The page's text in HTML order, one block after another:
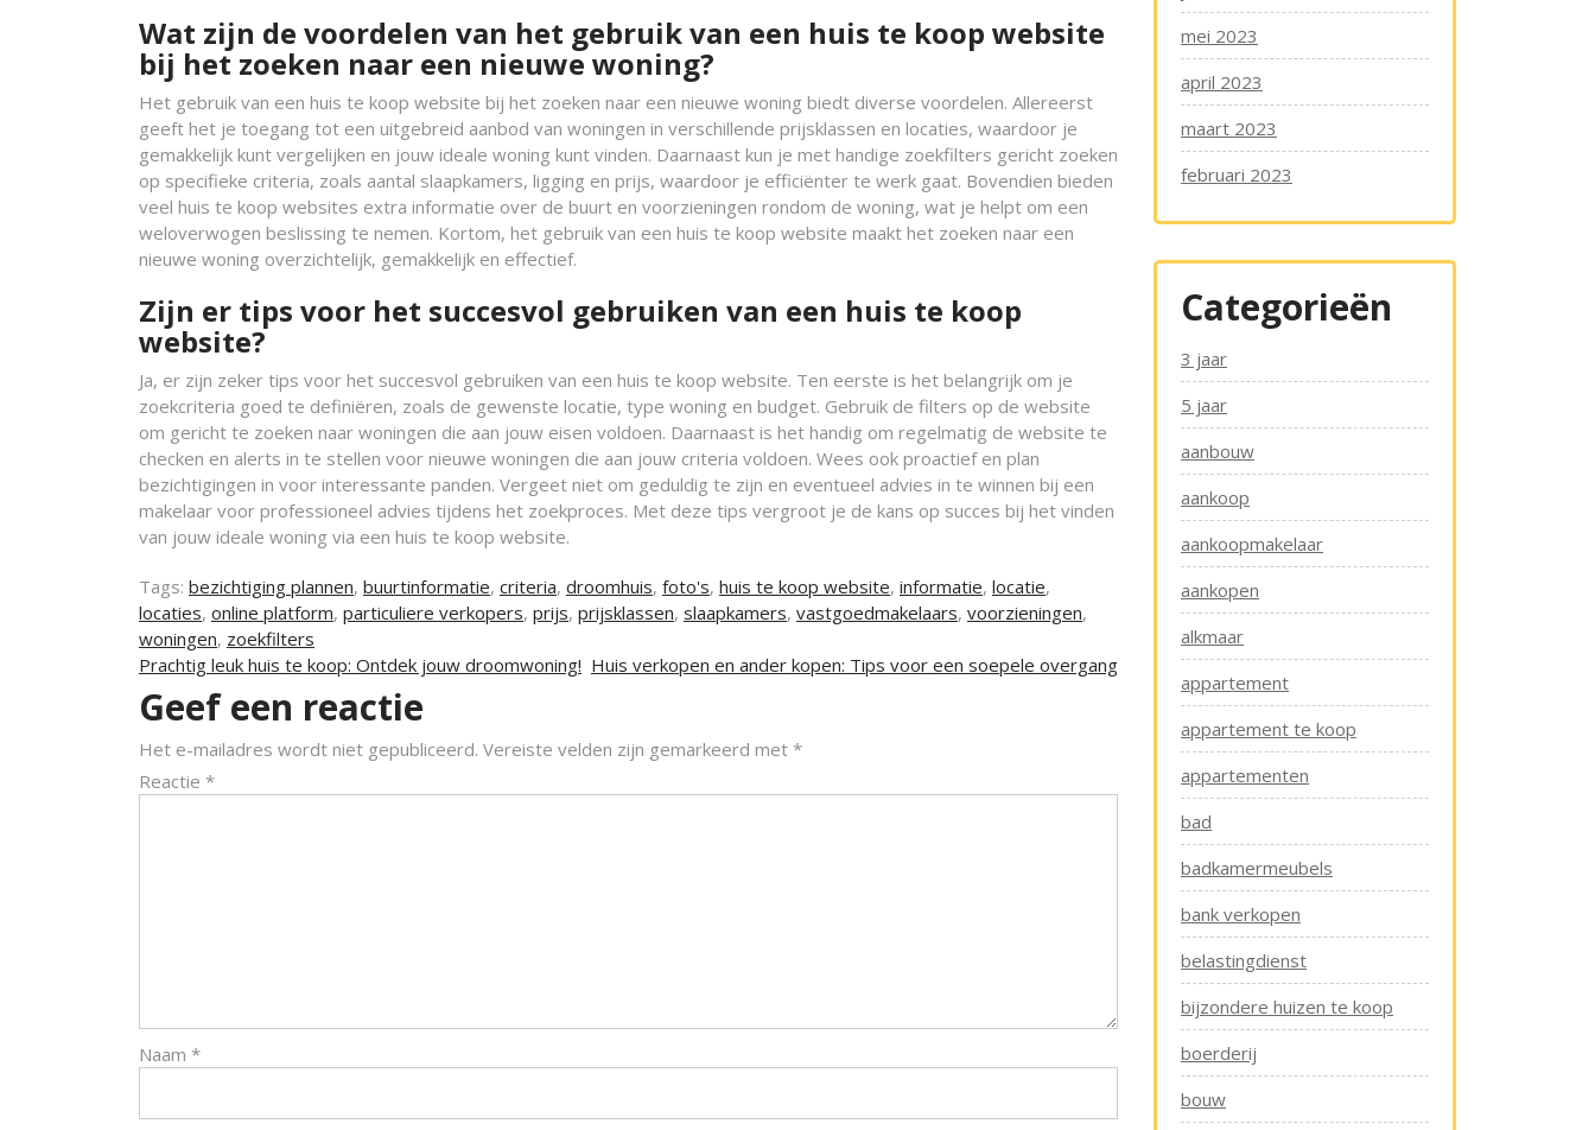
Wat zijn de voordelen van het gebruik van een huis te koop website
bij het zoeken naar een nieuwe woning?
Het gebruik van een huis te koop website bij het zoeken naar een nieuwe woning biedt diverse voordelen. Allereerst
geeft het je toegang tot een uitgebreid aanbod van woningen in verschillende prijsklassen en locaties, waardoor je
gemakkelijk kunt vergelijken en jouw ideale woning kunt vinden. Daarnaast kun je met handige zoekfilters gericht zoeken
op specifieke criteria, zoals aantal slaapkamers, ligging en prijs, waardoor je efficiënter te werk gaat. Bovendien bieden
veel huis te koop websites extra informatie over de buurt en voorzieningen rondom de woning, wat je helpt om een
weloverwogen beslissing te nemen. Kortom, het gebruik van een huis te koop website maakt het zoeken naar een
nieuwe woning overzichtelijk, gemakkelijk en effectief.
Zijn er tips voor het succesvol gebruiken van een huis te koop
website?
Ja, er zijn zeker tips voor het succesvol gebruiken van een huis te koop website. Ten eerste is het belangrijk om je
zoekcriteria goed te definiëren, zoals de gewenste locatie, type woning en budget. Gebruik de filters op de website
om gericht te zoeken naar woningen die aan jouw eisen voldoen. Daarnaast is het handig om regelmatig de website te
checken en alerts in te stellen voor nieuwe woningen die aan jouw criteria voldoen. Wees ook proactief en plan
bezichtigingen in voor interessante panden. Vergeet niet om geduldig te zijn en eventueel advies in te winnen bij een
makelaar voor professioneel advies tijdens het zoekproces. Met deze tips vergroot je de kans op succes bij het vinden
van jouw ideale woning via een huis te koop website.
Tags: bezichtiging plannen, buurtinformatie, criteria, droomhuis, foto's, huis te koop website, informatie, locatie,
locaties, online platform, particuliere verkopers, prijs, prijsklassen, slaapkamers, vastgoedmakelaars, voorzieningen,
woningen, zoekfilters
Berichtnavigatie
Prachtig leuk huis te koop: Ontdek jouw droomwoning! Huis verkopen en ander kopen: Tips voor een soepele overgang
Geef een reactie
Het e-mailadres wordt niet gepubliceerd. Vereiste velden zijn gemarkeerd met *
Reactie *
Naam *
mei 2023
april 2023
maart 2023
februari 2023
Categorieën
3 jaar
5 jaar
aanbouw
aankoop
aankoopmakelaar
aankopen
alkmaar
appartement
appartement te koop
appartementen
bad
badkamermeubels
bank verkopen
belastingdienst
bijzondere huizen te koop
boerderij
bouw